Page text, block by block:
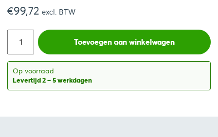
prijs
was:
€195,06.
is:
€99,72 excl. BTW
Toevoegen aan winkelwagen
Op voorraad
Levertijd 2 – 5 werkdagen